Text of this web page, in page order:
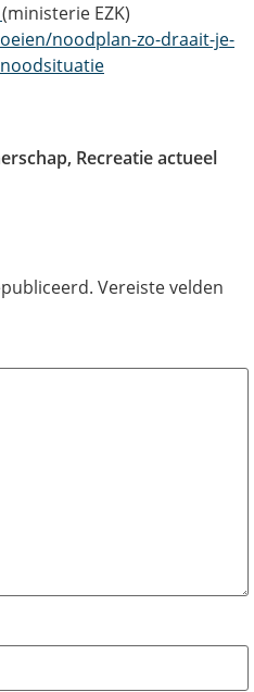
(ministerie EZK)
noodplan-zo-draait-je-
, Recreatie actueel
Vereiste velden